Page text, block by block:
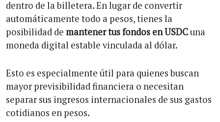
dentro de la billetera. En lugar de convertir
automáticamente todo a pesos, tienes la
posibilidad de mantener tus fondos en USDCuna
moneda digital estable vinculada al dólar.
Esto es especialmente útil para quienes buscan
mayor previsibilidad financiera o necesitan
separar sus ingresos internacionales de sus gastos
cotidianos en pesos.